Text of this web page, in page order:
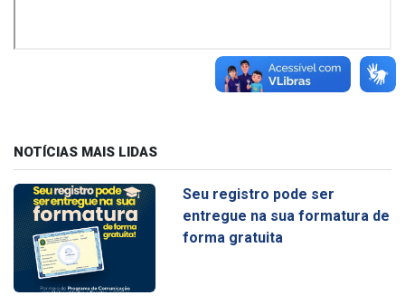
NOTÍCIAS MAIS LIDAS
Seu registro pode ser
entregue na sua formatura de
forma gratuita